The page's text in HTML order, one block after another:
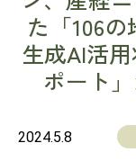
た「106
生成AI活
ポート
2024.5.8